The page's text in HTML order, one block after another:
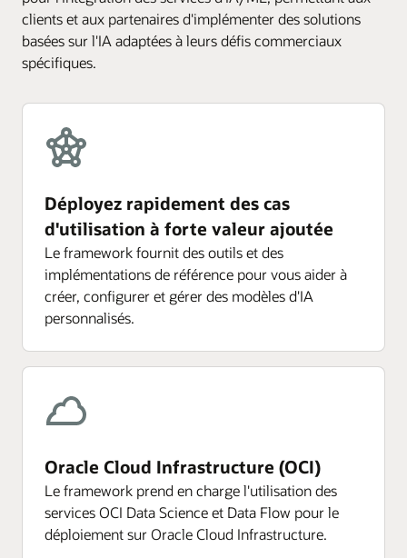
clients et aux partenaires d'implémenter des solutions
basées sur l'IA adaptées à leurs défis commerciaux
spécifiques.
Déployez rapidement des cas
d'utilisation à forte valeur ajoutée
Le framework fournit des outils et des
implémentations de référence pour vous aider à
créer, configurer et gérer des modèles d'IA
personnalisés.
Oracle Cloud Infrastructure (OCI)
Le framework prend en charge l'utilisation des
services OCI Data Science et Data Flow pour le
déploiement sur Oracle Cloud Infrastructure.